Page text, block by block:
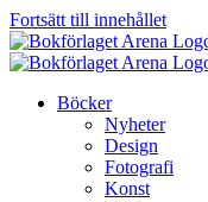
Fortsätt till innehållet
Böcker
Nyheter
Design
Fotografi
Konst